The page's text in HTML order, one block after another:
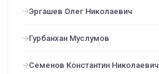
Эргашев Олег Николаевич
Гурбанхан Муслумов
Семенов Константин Николаевич